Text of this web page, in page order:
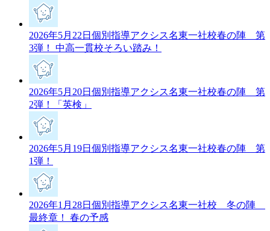
2026年5月22日 個別指導アクシス名東一社校春の陣 第
3弾！ 中高一貫校そろい踏み！
2026年5月20日 個別指導アクシス名東一社校春の陣 第
2弾！「英検」
2026年5月19日 個別指導アクシス名東一社校春の陣 第
1弾！
2026年1月28日 個別指導アクシス名東一社校 冬の陣
最終章！ 春の予感